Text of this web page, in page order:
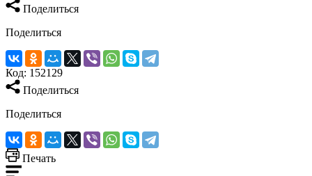
Поделиться
Поделиться
Код: 152129
Поделиться
Поделиться
Печать